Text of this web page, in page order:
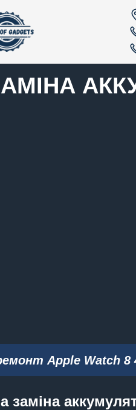
Apple Watch 8
заміна